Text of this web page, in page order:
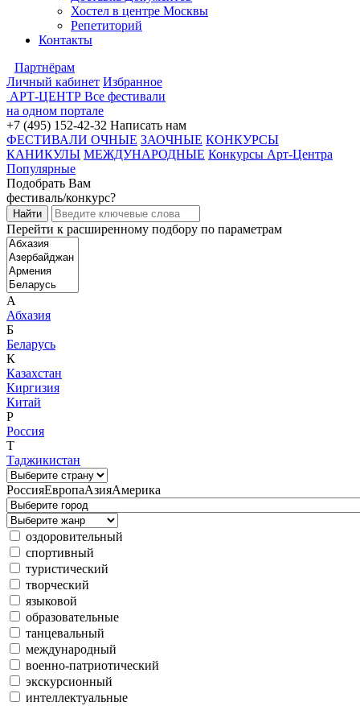
Хостел в центре Москвы
Репетиторий
Контакты
Партнёрам
Личный кабинет Избранное
АРТ-ЦЕНТР Все фестивали
на одном портале
+7 (495) 152-42-32 Написать нам
ФЕСТИВАЛИ ОЧНЫЕ ЗАОЧНЫЕ КОНКУРСЫ
КАНИКУЛЫ МЕЖДУНАРОДНЫЕ Конкурсы Арт-Центра
Популярные
Подобрать Вам
фестиваль/конкурс?
Перейти к расширенному подбору по параметрам
А
Абхазия
Б
Беларусь
К
Казахстан
Киргизия
Китай
Р
Россия
Т
Таджикистан
РоссияЕвропаАзияАмерика
оздоровительный
спортивный
туристический
творческий
языковой
образовательные
танцевальный
международный
военно-патриотический
экскурсионный
интеллектуальные